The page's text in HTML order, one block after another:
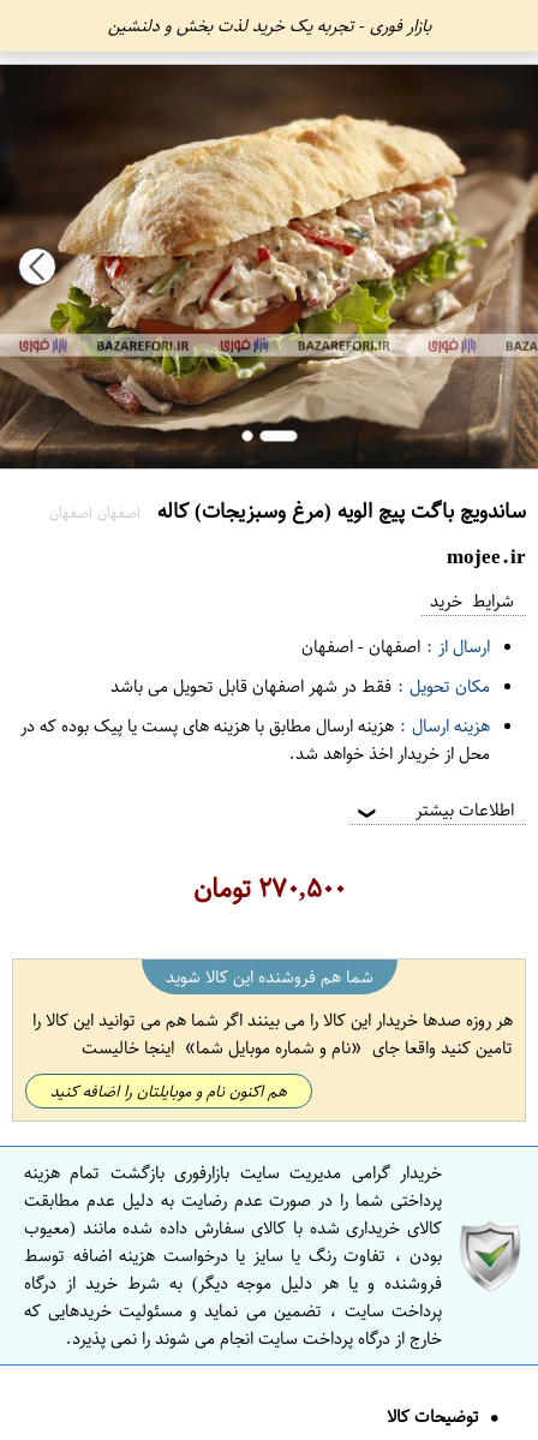
بازار فوری - تجربه یک خرید لذت بخش و دلنشین
ساندویچ باگت پیچ الویه (مرغ وسبزیجات) کاله اصفهان اصفهان
mojee.ir
شرایط خرید
ارسال از : اصفهان-اصفهان
مکان تحویل : فقط در شهر اصفهان قابل تحویل می باشد
هزینه ارسال : هزینه ارسال مطابق با هزینه های پست یا پیک بوده که در
محل از خریدار اخذ خواهد شد.
اطلاعات بیشتر ❯
۲۷۰,۵۰۰تومان
شما هم فروشنده این کالا شوید
هر روزه صدها خریدار این کالا را می بینند اگر شما هم می توانید این کالا را
تامین کنید واقعا جای
نام و شماره موبایل شما اینجا خالیست
هم اکنون نام و موبایلتان را اضافه کنید
خریدار گرامی مدیریت سایت بازارفوری بازگشت تمام هزینه
پرداختی شما را در صورت عدم رضایت به دلیل عدم مطابقت
کالای خریداری شده با کالای سفارش داده شده مانند (معیوب
بودن ، تفاوت رنگ یا سایز یا درخواست هزینه اضافه توسط
فروشنده و یا هر دلیل موجه دیگر) به شرط خرید از درگاه
پرداخت سایت ، تضمین می نماید و مسئولیت خریدهایی که
خارج از درگاه پرداخت سایت انجام می شوند را نمی پذیرد.
توضیحات کالا